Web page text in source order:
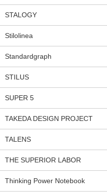
STALOGY
Stilolinea
Standardgraph
STILUS
SUPER 5
TAKEDA DESIGN PROJECT
TALENS
THE SUPERIOR LABOR
Thinking Power Notebook